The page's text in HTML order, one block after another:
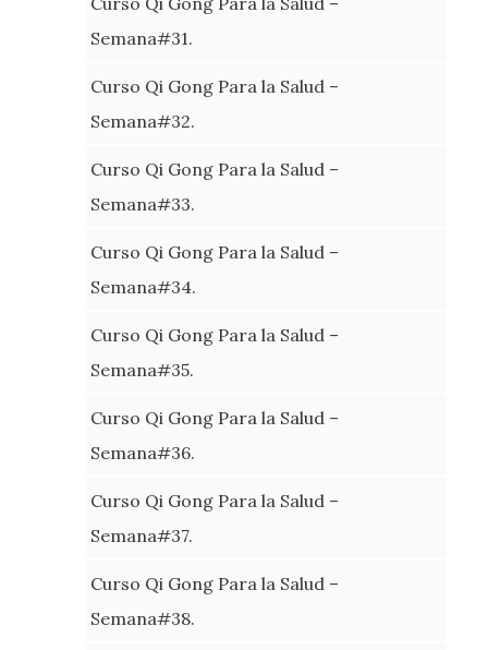
Semana#31.
Curso Qi Gong Para la Salud –
Semana#32.
Curso Qi Gong Para la Salud –
Semana#33.
Curso Qi Gong Para la Salud –
Semana#34.
Curso Qi Gong Para la Salud –
Semana#35.
Curso Qi Gong Para la Salud –
Semana#36.
Curso Qi Gong Para la Salud –
Semana#37.
Curso Qi Gong Para la Salud –
Semana#38.